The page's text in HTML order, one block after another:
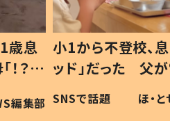
歳息
？」
編集部
小1から不登校、
ッド」だった 父
作り続ける理由
#令和の子
SNSで話題 ほ・